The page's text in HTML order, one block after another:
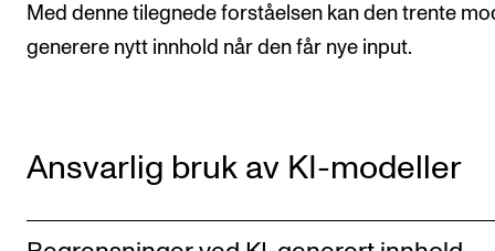
Med denne tilegnede forståelsen kan den trente
generere nytt innhold når den får nye input.
Ansvarlig bruk av KI-modeller